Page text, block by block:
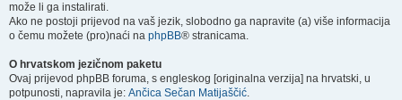
može li ga instalirati.
Ako ne postoji prijevod na vaš jezik, slobodno ga napravite (a) više informacija
o čemu možete (pro)naći na phpBB® stranicama.
O hrvatskom jezičnom paketu
Ovaj prijevod phpBB foruma, s engleskog [originalna verzija] na hrvatski, u
potpunosti, napravila je: Ančica Sečan Matijaščić.